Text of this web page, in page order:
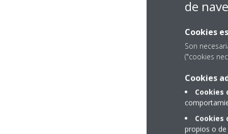
de
Cookies
Son
("cookies
Cookies
Cookies
Cookies
propios o